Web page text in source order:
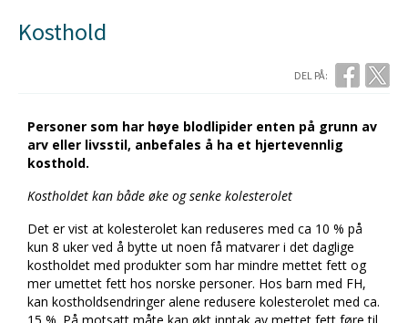
Kosthold
DEL PÅ:
Personer som har høye blodlipider enten på grunn av
arv eller livsstil, anbefales å ha et hjertevennlig
kosthold.
Kostholdet kan både øke og senke kolesterolet
Det er vist at kolesterolet kan reduseres med ca 10 % på
kun 8 uker ved å bytte ut noen få matvarer i det daglige
kostholdet med produkter som har mindre mettet fett og
mer umettet fett hos norske personer. Hos barn med FH,
kan kostholdsendringer alene redusere kolesterolet med ca.